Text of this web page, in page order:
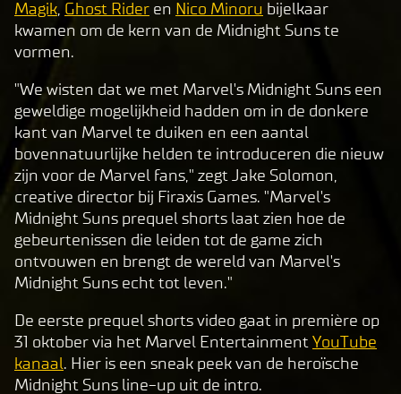
t
&
P
l
a
y
By
clic
king
play,
you
agre
e to
Yo
uT
ub
Magik, Ghost Rider en Nico Minoru bijelkaar
kwamen om de kern van de Midnight Suns te
vormen.
"We wisten dat we met Marvel's Midnight Suns een
geweldige mogelijkheid hadden om in de donkere
kant van Marvel te duiken en een aantal
bovennatuurlijke helden te introduceren die nieuw
zijn voor de Marvel fans," zegt Jake Solomon,
creative director bij Firaxis Games. "Marvel's
Midnight Suns prequel shorts laat zien hoe de
gebeurtenissen die leiden tot de game zich
ontvouwen en brengt de wereld van Marvel's
Midnight Suns echt tot leven."
De eerste prequel shorts video gaat in première op
31 oktober via het Marvel EntertainmentYouTube
kanaal. Hier is een sneak peek van de heroïsche
Midnight Suns line-up uit de intro.